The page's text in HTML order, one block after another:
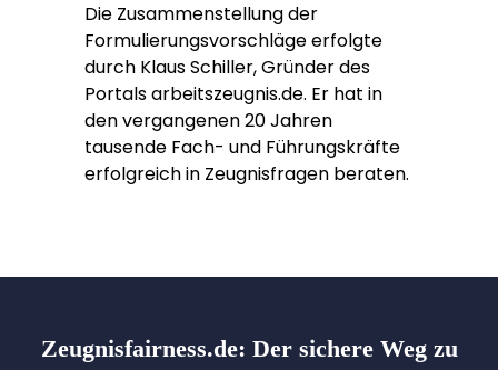
Die Zusammenstellung der
Formulierungsvorschläge erfolgte
durch Klaus Schiller, Gründer des
Portals arbeitszeugnis.de. Er hat in
den vergangenen 20 Jahren
tausende Fach- und Führungskräfte
erfolgreich in Zeugnisfragen beraten.
Zeugnisfairness.de: Der sichere Weg zu